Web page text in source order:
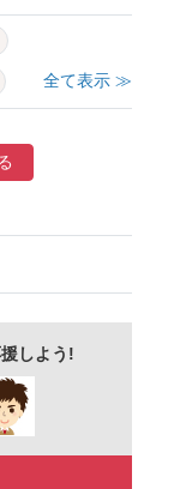
全て表示 ≫
しよう!